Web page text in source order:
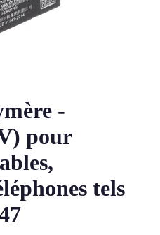
-
pour
tels